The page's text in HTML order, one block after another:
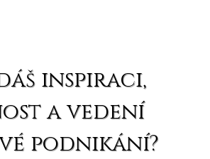
inspiraci,
a vedení
podnikání?